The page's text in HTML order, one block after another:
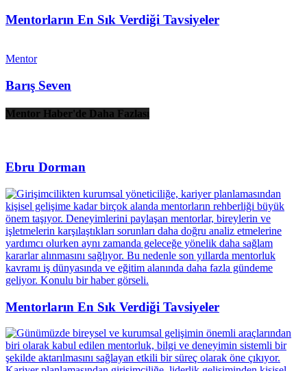
Mentorların En Sık Verdiği Tavsiyeler
Mentor
Barış Seven
Mentor Haber'de Daha Fazlası
Ebru Dorman
Mentorların En Sık Verdiği Tavsiyeler